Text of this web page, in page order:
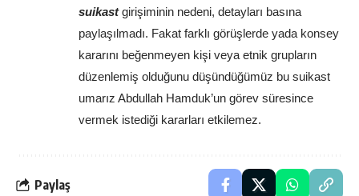
suikast girişiminin nedeni, detayları basına
paylaşılmadı. Fakat farklı görüşlerde yada konsey
kararını beğenmeyen kişi veya etnik grupların
düzenlemiş olduğunu düşündüğümüz bu suikast
umarız Abdullah Hamduk’un görev süresince
vermek istediği kararları etkilemez.
Paylaş